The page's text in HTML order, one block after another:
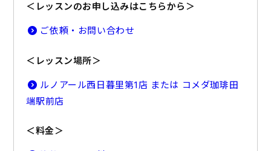
＜レッスンのお申し込みはこちらから＞
ご依頼・お問い合わせ
＜レッスン場所＞
ルノアール西日暮里第1店 または コメダ珈琲田
端駅前店
＜料金＞